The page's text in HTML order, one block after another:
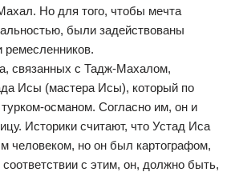
Но для того, чтобы мечта
были задействованы
ремесленников.
связанных с Тадж-Махалом,
Исы (мастера Исы), который по
османом. Согласно им, он и
Историки считают, что Устад Иса
человеком, но он был картографом,
с этим, он, должно быть,